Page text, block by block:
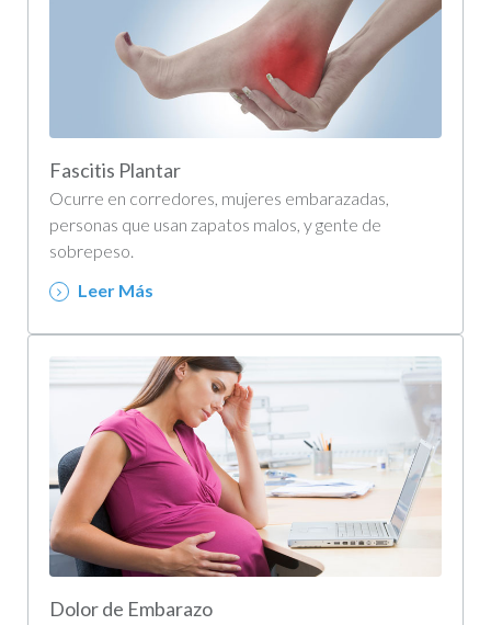
Fascitis Plantar
Ocurre en corredores, mujeres embarazadas,
personas que usan zapatos malos, y gente de
sobrepeso.
Leer Más
Dolor de Embarazo